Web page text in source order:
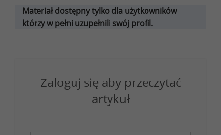
Materiał dostępny tylko dla użytkowników
którzy w pełni uzupełnili swój profil.
Zaloguj się aby przeczytać
artykuł